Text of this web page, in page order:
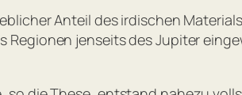
Anteil des irdischen
Regionen jenseits des Jupiter